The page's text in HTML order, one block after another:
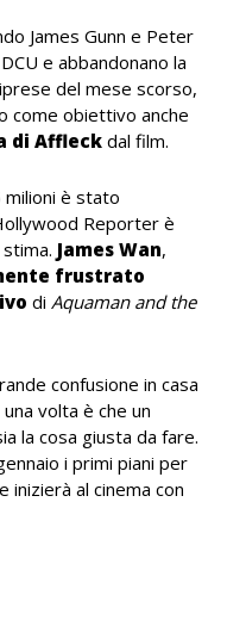
James Gunn e Peter
e abbandonano la
del mese scorso,
come obiettivo anche
di Affleckdal film.
è stato
Reporter è
James Wan,
frustrato
di Aquaman and the
confusione in casa
volta è che un
la cosa giusta da fare.
i primi piani per
inizierà al cinema con